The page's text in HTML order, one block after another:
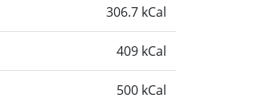
306.7 kCal
409 kCal
500 kCal